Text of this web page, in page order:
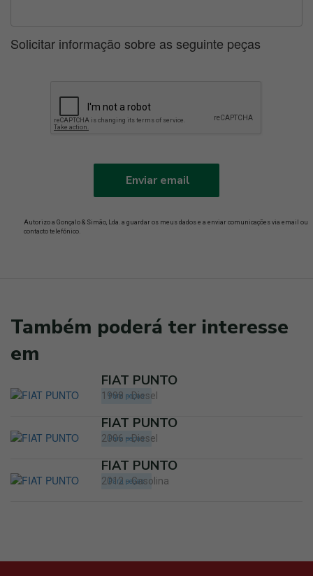
Solicitar informação sobre as seguinte peças
Enviar email
Autorizo a Gonçalo & Simão, Lda. a guardar os meus dados e a enviar comunicações via email ou
contacto telefónico.
Também poderá ter interesse
em
Para peças
FIAT PUNTO
1998 - Diesel
Para peças
FIAT PUNTO
2006 - Diesel
Para peças
FIAT PUNTO
2012 - Gasolina